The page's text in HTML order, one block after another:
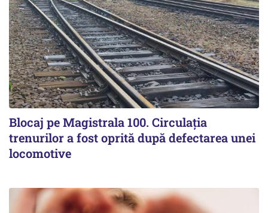
Blocaj pe Magistrala 100. Circulația
trenurilor a fost oprită după defectarea unei
locomotive